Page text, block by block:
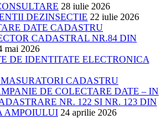
28 iulie 2026
DEZINSECTIE 22 iulie 2026
DATE CADASTRU
CADASTRAL NR.84 DIN
mai 2026
DE IDENTITATE ELECTRONICA
CADASTRU
DE COLECTARE DATE – IN
NR. 122 SI NR. 123 DIN
AMPOIULUI 24 aprilie 2026